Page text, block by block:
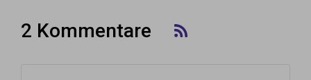
2 Kommentare